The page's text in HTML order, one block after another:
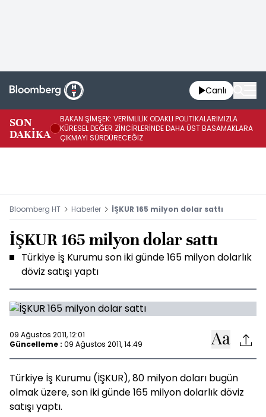
Canlı
SON
DAKİKA
BAKAN ŞİMŞEK: VERİMLİLİK ODAKLI POLİTİKALARIMIZLA
KÜRESEL DEĞER ZİNCİRLERİNDE DAHA ÜST BASAMAKLARA
ÇIKMAYI SÜRDÜRECEĞİZ
Bloomberg HT Haberler İŞKUR 165 milyon dolar sattı
İŞKUR 165 milyon dolar sattı
Türkiye İş Kurumu son iki günde 165 milyon dolarlık
döviz satışı yaptı
09 Ağustos 2011, 12:01
Güncelleme : 09 Ağustos 2011, 14:49
Türkiye İş Kurumu (İŞKUR), 80 milyon doları bugün
olmak üzere, son iki günde 165 milyon dolarlık döviz
satışı yaptı.